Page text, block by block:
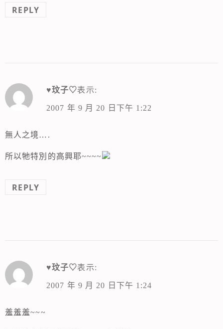
REPLY
♥玟子♡表示:
2007 年 9 月 20 日下午 1:22
無人之境….
所以牠特別的高興耶~~~~
REPLY
♥玟子♡表示:
2007 年 9 月 20 日下午 1:24
羞羞羞~~~